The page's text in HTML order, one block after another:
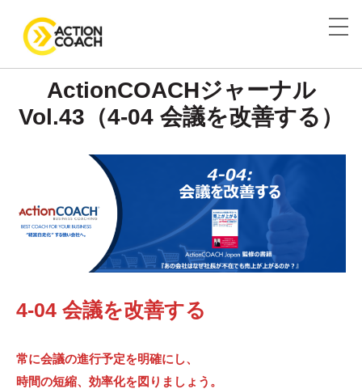
ActionCOACHジャーナル
Vol.43（4-04 会議を改善する）
4-04 会議を改善する
常に会議の進行予定を明確にし、
時間の短縮、効率化を図りましょう。